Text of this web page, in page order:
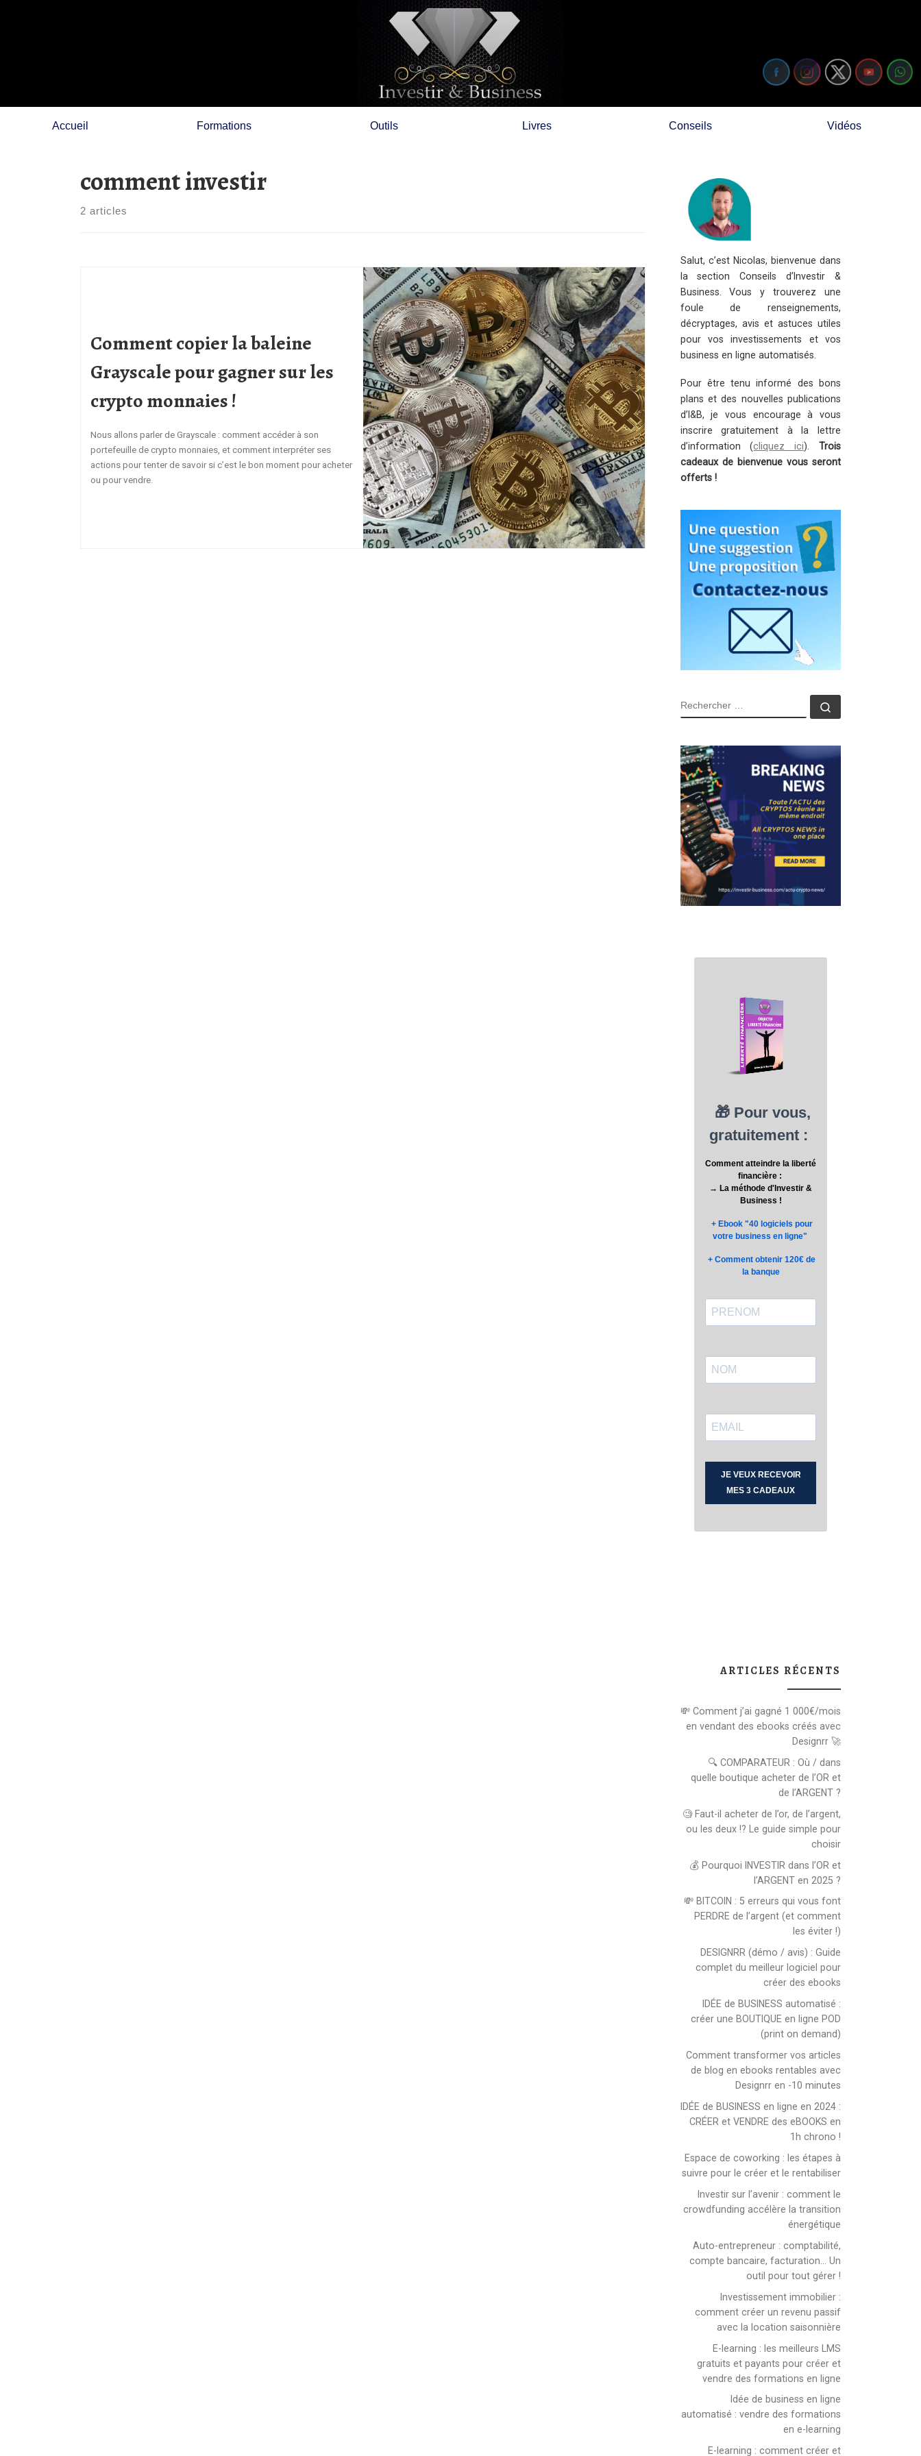
Accueil Formations Outils Livres Conseils Vidéos
comment investir
2 articles
Comment copier la baleine
Grayscale pour gagner sur les
crypto monnaies !
Nous allons parler de Grayscale : comment accéder à son
portefeuille de crypto monnaies, et comment interpréter ses
actions pour tenter de savoir si c’est le bon moment pour acheter
ou pour vendre.
Salut, c’est Nicolas, bienvenue dans
la section Conseils d’Investir &
Business. Vous y trouverez une
foule de renseignements,
décryptages, avis et astuces utiles
pour vos investissements et vos
business en ligne automatisés.
Pour être tenu informé des bons
plans et des nouvelles publications
d’I&B, je vous encourage à vous
inscrire gratuitement à la lettre
d’information (cliquez ici).Trois
cadeaux de bienvenue vous seront
offerts !
RECHERCHER
ARTICLES RÉCENTS
💸 Comment j’ai gagné 1 000€/mois
en vendant des ebooks créés avec
Designrr 🚀
🔍 COMPARATEUR : Où / dans
quelle boutique acheter de l’OR et
de l’ARGENT ?
🧐 Faut-il acheter de l’or, de l’argent,
ou les deux !? Le guide simple pour
choisir
💰 Pourquoi INVESTIR dans l’OR et
l’ARGENT en 2025 ?
💸 BITCOIN : 5 erreurs qui vous font
PERDRE de l’argent (et comment
les éviter !)
DESIGNRR (démo / avis) : Guide
complet du meilleur logiciel pour
créer des ebooks
IDÉE de BUSINESS automatisé :
créer une BOUTIQUE en ligne POD
(print on demand)
Comment transformer vos articles
de blog en ebooks rentables avec
Designrr en -10 minutes
IDÉE de BUSINESS en ligne en 2024 :
CRÉER et VENDRE des eBOOKS en
1h chrono !
Espace de coworking : les étapes à
suivre pour le créer et le rentabiliser
Investir sur l’avenir : comment le
crowdfunding accélère la transition
énergétique
Auto-entrepreneur : comptabilité,
compte bancaire, facturation… Un
outil pour tout gérer !
Investissement immobilier :
comment créer un revenu passif
avec la location saisonnière
E-learning : les meilleurs LMS
gratuits et payants pour créer et
vendre des formations en ligne
Idée de business en ligne
automatisé : vendre des formations
en e-learning
E-learning : comment créer et